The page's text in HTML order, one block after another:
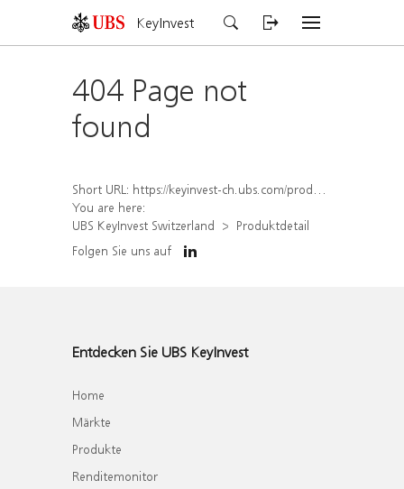
KeyInvest
404 Page not
found
Short URL: https://keyinvest-ch.ubs.com/produkt/detail/index/isin/CH1562191044
You are here:
UBS KeyInvest Switzerland
Produktdetail
Folgen Sie uns auf
Entdecken Sie UBS KeyInvest
Home
Märkte
Produkte
Renditemonitor